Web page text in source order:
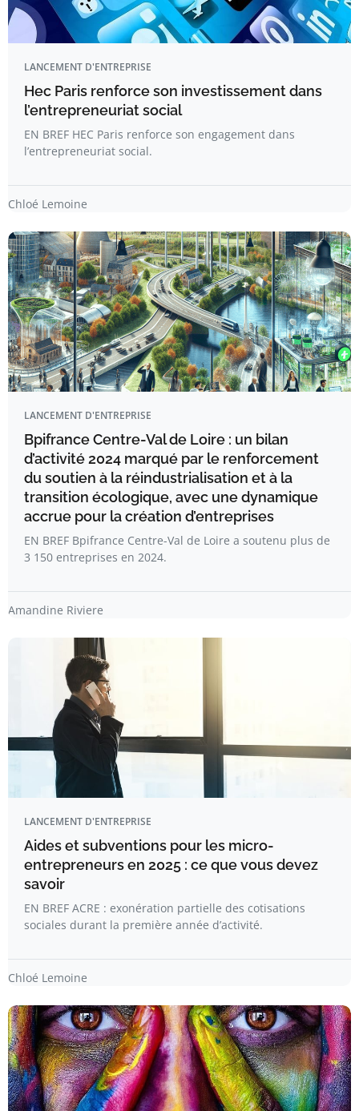
LANCEMENT D'ENTREPRISE
Hec Paris renforce son investissement dans
l’entrepreneuriat social
EN BREF HEC Paris renforce son engagement dans
l’entrepreneuriat social.
Chloé Lemoine
LANCEMENT D'ENTREPRISE
Bpifrance Centre-Val de Loire : un bilan
d’activité 2024 marqué par le renforcement
du soutien à la réindustrialisation et à la
transition écologique, avec une dynamique
accrue pour la création d’entreprises
EN BREF Bpifrance Centre-Val de Loire a soutenu plus de
3 150 entreprises en 2024.
Amandine Riviere
LANCEMENT D'ENTREPRISE
Aides et subventions pour les micro-
entrepreneurs en 2025 : ce que vous devez
savoir
EN BREF ACRE : exonération partielle des cotisations
sociales durant la première année d’activité.
Chloé Lemoine